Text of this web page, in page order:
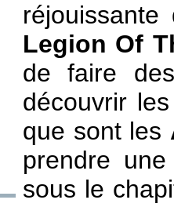
Legion Of
de faire
découvrir
que sont les
prendre
sous le